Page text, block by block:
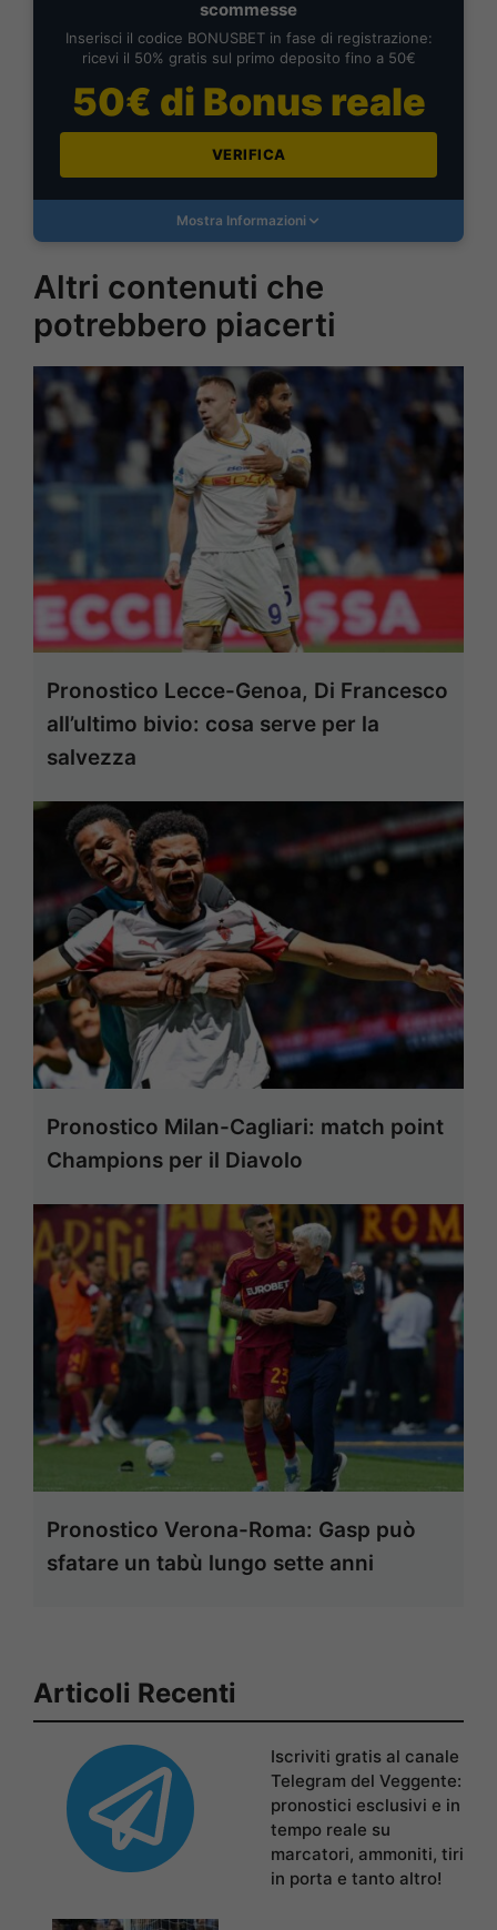
scommesse
Inserisci il codice BONUSBET in fase di registrazione:
ricevi il 50% gratis sul primo deposito fino a 50€
50€ di Bonus reale
VERIFICA
Mostra Informazioni
Altri contenuti che
potrebbero piacerti
Pronostico Lecce-Genoa, Di Francesco
all’ultimo bivio: cosa serve per la
salvezza
Pronostico Milan-Cagliari: match point
Champions per il Diavolo
Pronostico Verona-Roma: Gasp può
sfatare un tabù lungo sette anni
Articoli Recenti
Iscriviti gratis al canale
Telegram del Veggente:
pronostici esclusivi e in
tempo reale su
marcatori, ammoniti, tiri
in porta e tanto altro!